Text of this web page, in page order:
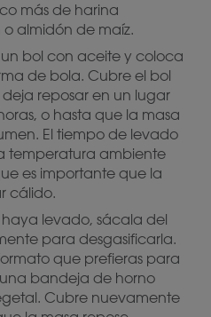
más de harina
almidón de maíz.
bol con aceite y coloca
de bola. Cubre el bol
reposar en un lugar
o hasta que la masa
El tiempo de levado
temperatura ambiente
es importante que la
cálido.
levado, sácala del
para desgasificarla.
que prefieras para
bandeja de horno
Cubre nuevamente